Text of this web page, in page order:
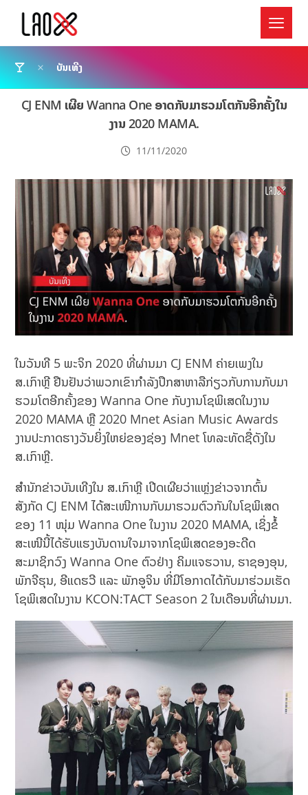
ບັນເທີງ
CJ ENM ເຜີຍ Wanna One ອາດກັບມາຮວມໂຕກັນອີກຄັ້ງໃນ
ງານ 2020 MAMA.
11/11/2020
ໃນວັນທີ 5 ພະຈິກ 2020 ທີ່ຜ່ານມາ CJ ENM ຄ່າຍເພງໃນ
ສ.ເກົາຫຼີ ຢືນຢັນວ່າພວກເຂົາກຳລັງປຶກສາຫາລືກ່ຽວກັບການກັບມາ
ຮວມໂຕອີກຄັ້ງຂອງ Wanna One ກັບງານໂຊພິເສດໃນງານ
2020 MAMA ຫຼື 2020 Mnet Asian Music Awards
ງານປະກາດຮາງວັນຍິ່ງໃຫຍ່ຂອງຊ່ອງ Mnet ໂທລະທັດຊື່ດັງໃນ
ສ.ເກົາຫຼີ.
ສຳນັກຂ່າວບັນເທີງໃນ ສ.ເກົາຫຼີ ເປີດເຜີຍວ່າແຫຼ່ງຂ່າວຈາກຕົ້ນ
ສັງກັດ CJ ENM ໄດ້ສະເໜີການກັບມາຮວມຕົວກັນໃນໂຊພິເສດ
ຂອງ 11 ໜຸ່ມ Wanna One ໃນງານ 2020 MAMA, ເຊິ່ງຂໍ້
ສະເໜີນີ້ໄດ້ຮັບແຮງບັນດານໃຈມາຈາກໂຊພິເສດຂອງອະດີດ
ສະມາຊິກວົງ Wanna One ຕົວຢ່າງ ຄິມແຈຮວານ, ຮາຊອງອຸນ,
ພັກຈີຮຸນ, ອີແດຮວີ ແລະ ພັກອູຈິນ ທີ່ມີໂອກາດໄດ້ກັບມາຮ່ວມເຮັດ
ໂຊພິເສດໃນງານ KCON:TACT Season 2 ໃນເດືອນທີ່ຜ່ານມາ.